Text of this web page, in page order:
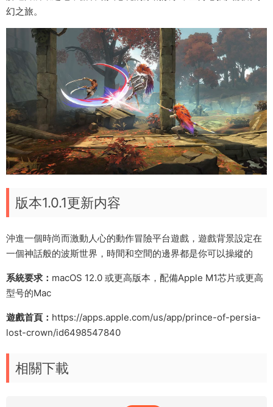
幻之旅。
版本1.0.1更新内容
沖進一個時尚而激動人心的動作冒險平台遊戲，遊戲背景設定在
一個神話般的波斯世界，時間和空間的邊界都是你可以操縱的
系統要求： macOS 12.0 或更高版本，配備Apple M1芯片或更高
型号的Mac
遊戲首頁： https://apps.apple.com/us/app/prince-of-persia-
lost-crown/id6498547840
相關下載